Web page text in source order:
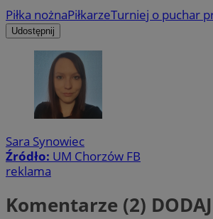
Piłka nożnaPiłkarzeTurniej o puchar
Udostępnij
Sara Synowiec
Źródło: UM Chorzów FB
reklama
Komentarze (2) DODAJ